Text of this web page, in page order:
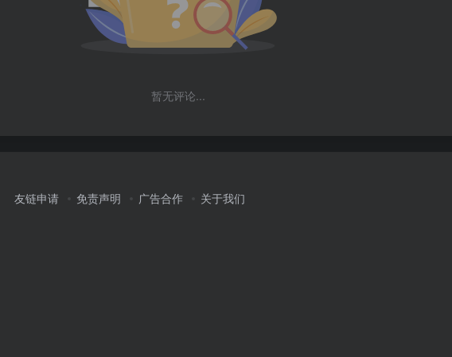
暂无评论...
友链申请 免责声明 广告合作 关于我们